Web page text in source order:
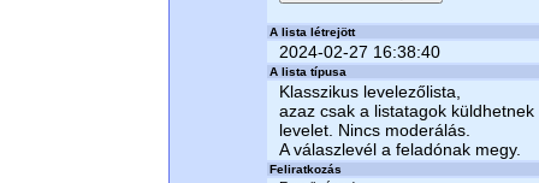
A lista létrejött
2024-02-27 16:38:40
A lista típusa
Klasszikus levelezőlista,
azaz csak a listatagok küldhetnek
levelet. Nincs moderálás.
A válaszlevél a feladónak megy.
Feliratkozás